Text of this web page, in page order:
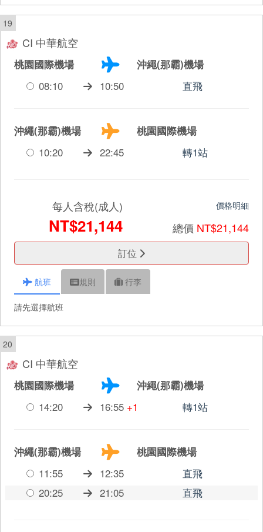
19
CI 中華航空
桃園國際機場
沖繩(那霸)機場
08:10
10:50 直飛
沖繩(那霸)機場
桃園國際機場
10:20
22:45 轉1站
每人含稅(成人)
NT$21,144
價格明細
總價 NT$21,144
訂位
航班 規則 行李
請先選擇航班
20
CI 中華航空
桃園國際機場
沖繩(那霸)機場
14:20
16:55 +1 轉1站
沖繩(那霸)機場
桃園國際機場
11:55
12:35
直飛
20:25
21:05 直飛